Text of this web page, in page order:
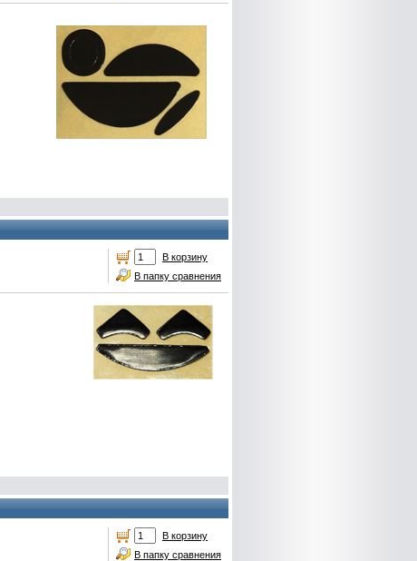
В корзину
В папку сравнения
В корзину
В папку сравнения